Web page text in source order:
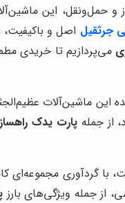
و حمل‌ونقل، این
جرثقیل اصل و
می‌پردازیم تا خریدی
این ماشین‌آلات
از جمله پارت یدک
با گردآوری مجموعه‌ای
از جمله ویژگی‌های بارز